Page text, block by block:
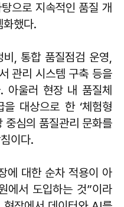
으로 지속적인 품질 개
화했다.
, 통합 품질점검 운영,
관리 시스템 구축 등을
아울러 현장 내 품질체
을 대상으로 한 ‘체험형
중심의 품질관리 문화를
이다.
에 대한 순차 적용이 아
에서 도입하는 것”이라